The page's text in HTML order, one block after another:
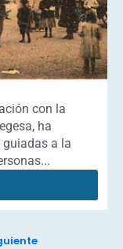
con la
ha
a la